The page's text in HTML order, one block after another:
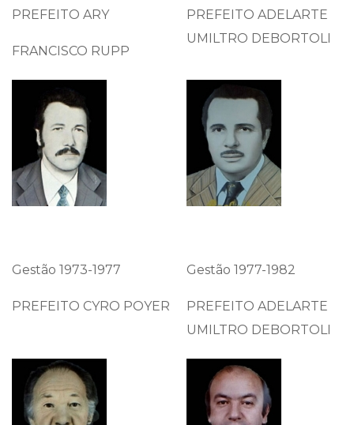
PREFEITO ARY
FRANCISCO RUPP
PREFEITO ADELARTE
UMILTRO DEBORTOLI
Gestão 1973-1977
PREFEITO CYRO POYER
Gestão 1977-1982
PREFEITO ADELARTE
UMILTRO DEBORTOLI